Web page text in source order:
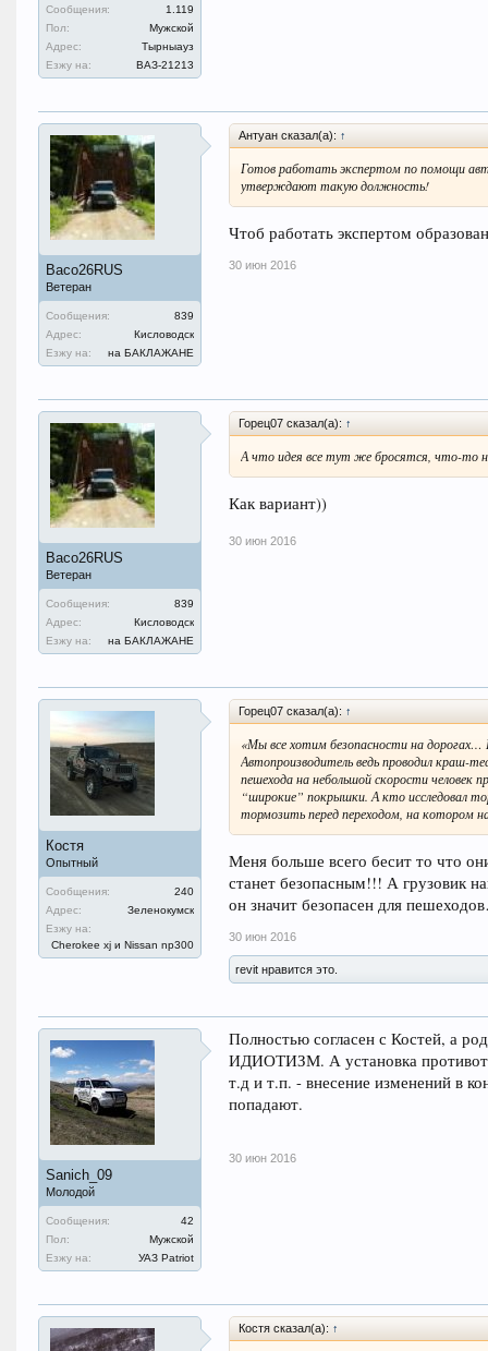
Сообщения:
1.119
Пол:
Мужской
Адрес:
Тырныауз
Езжу на:
ВАЗ-21213
Васо26RUS
Ветеран
Сообщения:
839
Адрес:
Кисловодск
Езжу на:
на БАКЛАЖАНЕ
Антуан сказал(а): ↑
Готов работать экспертом по помощи
утверждают такую должность!
Чтоб работать экспертом
30 июн 2016
Васо26RUS
Ветеран
Сообщения:
839
Адрес:
Кисловодск
Езжу на:
на БАКЛАЖАНЕ
Горец07 сказал(а): ↑
А что идея все тут же бросятся, что-то
Как вариант))
30 июн 2016
Костя
Опытный
Сообщения:
240
Адрес:
Зеленокумск
Езжу на:
Cherokee xj и Nissan np300
Горец07 сказал(а): ↑
«Мы все хотим безопасности на
Автопроизводитель ведь проводил краш-
пешехода на небольшой скорости
“широкие” покрышки. А кто исследовал
тормозить перед переходом, на котором
Меня больше всего бесит то что
станет безопасным!!! А грузовик
он значит безопасен для
30 июн 2016
revit нравится это.
Sanich_09
Молодой
Сообщения:
42
Пол:
Мужской
Езжу на:
УАЗ Patriot
Полностью согласен с Костей, а
ИДИОТИЗМ. А установка
т.д и т.п. - внесение изменений в
попадают.
30 июн 2016
Костя сказал(а): ↑